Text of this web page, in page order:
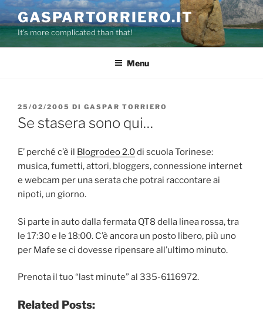
Salta
al
contenuto
GASPARTORRIERO.IT
It's more complicated than that!
Menu
PUBBLICATO
IL
25/02/2005 DI GASPAR TORRIERO
Se stasera sono qui…
E’ perché c’è il Blogrodeo 2.0di scuola Torinese:
musica, fumetti, attori, bloggers, connessione internet
e webcam per una serata che potrai raccontare ai
nipoti, un giorno.
Si parte in auto dalla fermata QT8 della linea rossa, tra
le 17:30 e le 18:00. C’è ancora un posto libero, più uno
per Mafe se ci dovesse ripensare all’ultimo minuto.
Prenota il tuo “last minute” al 335-6116972.
Related Posts: